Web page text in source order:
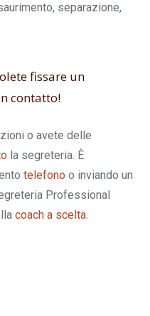
separazione,
fissare un
contatto!
o avete delle
la segreteria. È
telefono o inviando un
Professional
coach a scelta.